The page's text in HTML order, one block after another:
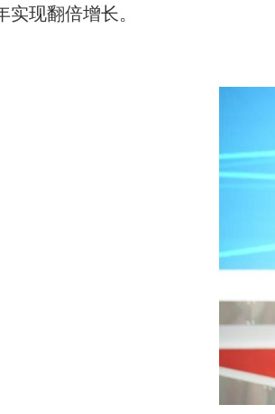
实现翻倍增长。